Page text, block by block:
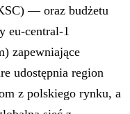
— oraz budżetu
eu-central-1
zapewniające
udostępnia region
z polskiego rynku, a